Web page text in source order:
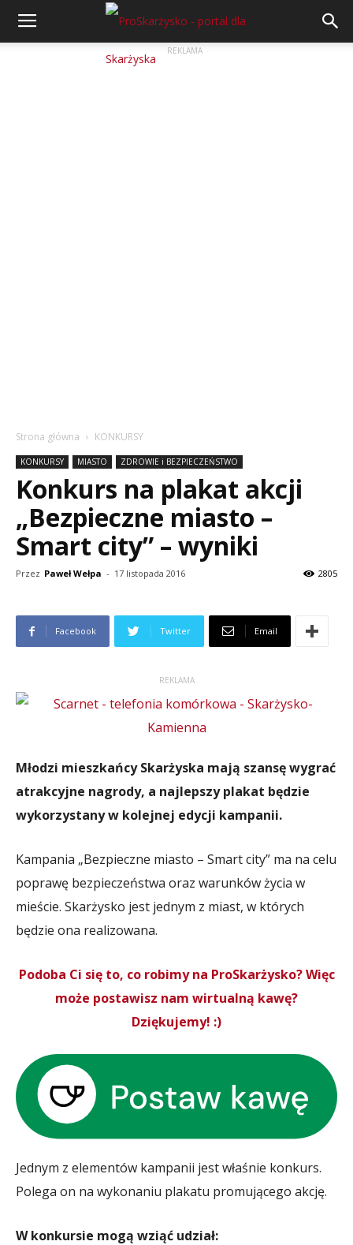
REKLAMA
Strona główna KONKURSY
KONKURSY MIASTO ZDROWIE i BEZPIECZEŃSTWO
Konkurs na plakat akcji
„Bezpieczne miasto –
Smart city” – wyniki
Przez Paweł Wełpa - 17 listopada 2016 2805
Facebook Twitter Email
REKLAMA
Młodzi mieszkańcy Skarżyska mają szansę wygrać
atrakcyjne nagrody, a najlepszy plakat będzie
wykorzystany w kolejnej edycji kampanii.
Kampania „Bezpieczne miasto – Smart city” ma na celu
poprawę bezpieczeństwa oraz warunków życia w
mieście. Skarżysko jest jednym z miast, w których
będzie ona realizowana.
Podoba Ci się to, co robimy na ProSkarżysko? Więc
może postawisz nam wirtualną kawę?
Dziękujemy! :)
Jednym z elementów kampanii jest właśnie konkurs.
Polega on na wykonaniu plakatu promującego akcję.
W konkursie mogą wziąć udział: